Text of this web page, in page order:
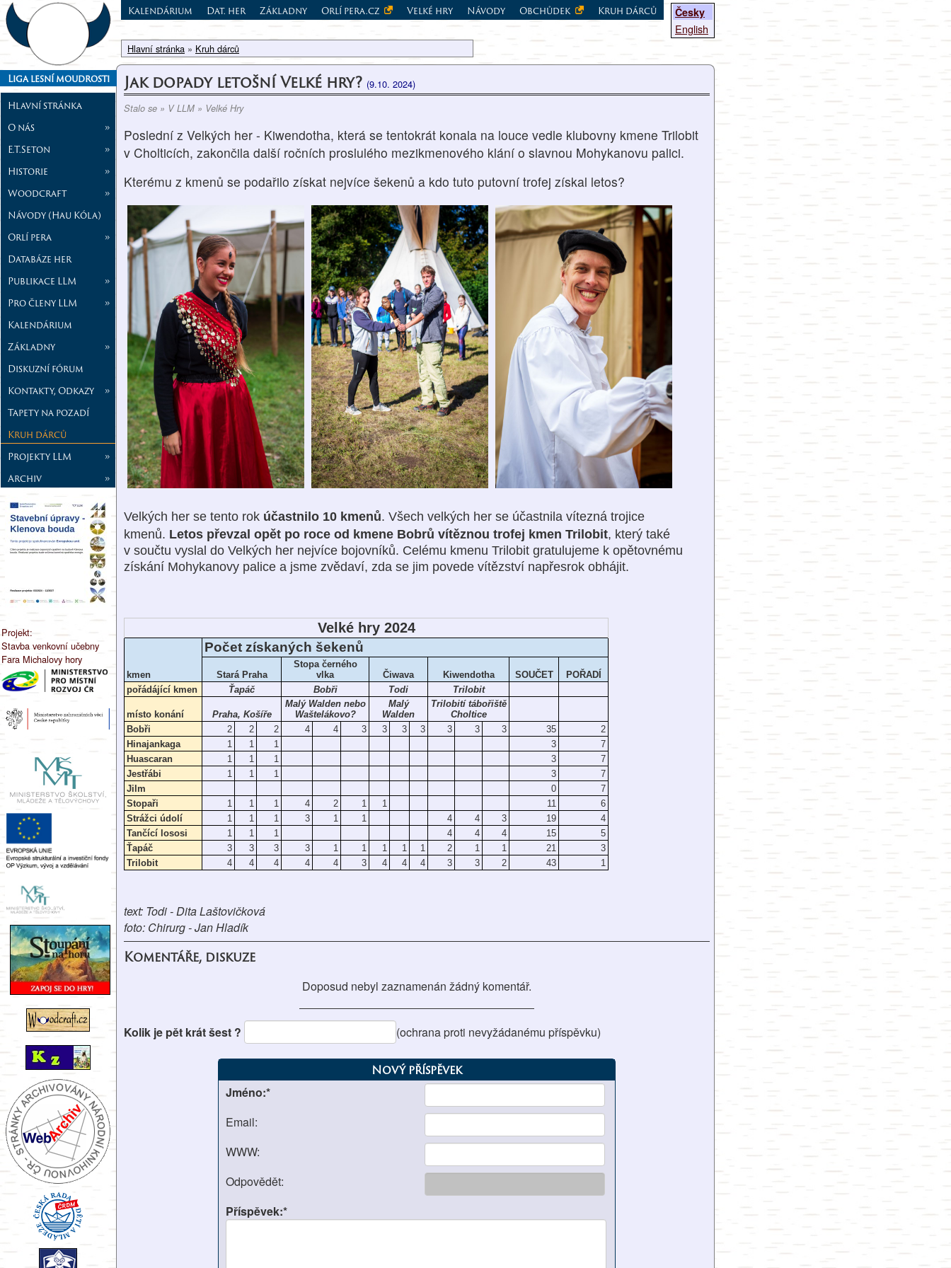
Liga lesní moudrosti
Hlavní stránka
O nás
»
E.T.Seton
»
Historie
»
Woodcraft
»
Návody (Hau Kóla)
Orlí pera
»
Databáze her
Publikace LLM
»
Pro členy LLM
»
Kalendárium
Základny
»
Diskuzní fórum
Kontakty, Odkazy
»
Tapety na pozadí
Kruh dárců
Projekty LLM
»
Archiv
»
Projekt:
Stavba venkovní učebny
Fara Michalovy hory
Česky
English
Kalendárium Dat. her Základny Orlí pera.cz Velké hry Návody Obchůdek Kruh dárců
Hlavní stránka » Kruh dárců
Jak dopady letošní Velké hry? (9.10. 2024)
Stalo se » V LLM » Velké Hry
Poslední z Velkých her - Kiwendotha, která se tentokrát konala na louce vedle klubovny kmene Trilobit
v Cholticích, zakončila další ročních proslulého mezikmenového klání o slavnou Mohykanovu palici.
Kterému z kmenů se podařilo získat nejvíce šekenů a kdo tuto putovní trofej získal letos?
Velkých her se tento rok účastnilo 10 kmenů. Všech velkých her se účastnila vítezná trojice
kmenů. Letos převzal opět po roce od kmene Bobrů vítěznou trofej kmen Trilobit, který také
v součtu vyslal do Velkých her nejvíce bojovníků. Celému kmenu Trilobit gratulujeme k opětovnému
získání Mohykanovy palice a jsme zvědaví, zda se jim povede vítězství napřesrok obhájit.
Velké hry 2024
kmen
Počet získaných šekenů
Stará Praha
Stopa černého
vlka
Čiwava Kiwendotha SOUČET
POŘADÍ
pořádájící kmen
Ťapáč Bobři Todi Trilobit
místo konání Praha, Košíře
Malý Walden nebo
Waštelákovo?
Malý
Walden
Trilobití tábořiště
Choltice
Bobři
2 2 2 4 4 3 3 3 3 3 3 3 35
2
Hinajankaga
1 1 1 3
7
Huascaran
1 1 1 3
7
Jestřábi
1 1 1 3
7
Jilm
0
7
Stopaři
1 1 1 4 2 1 1 11
6
Strážci údolí
1 1 1 3 1 1 4 4 3 19
4
Tančící lososi
1 1 1 4 4 4 15
5
Ťapáč
3 3 3 3 1 1 1 1 1 2 1 1 21
3
Trilobit
4 4 4 4 4 3 4 4 4 3 3 2 43 1
text: Todi - Dita Laštovičková
foto: Chirurg - Jan Hladík
Komentáře, diskuze
Doposud nebyl zaznamenán žádný komentář.
Kolik je pět krát šest ? (ochrana proti nevyžádanému příspěvku)
Nový příspěvek
Jméno:*
Email:
WWW:
Odpovědět:
Příspěvek:*